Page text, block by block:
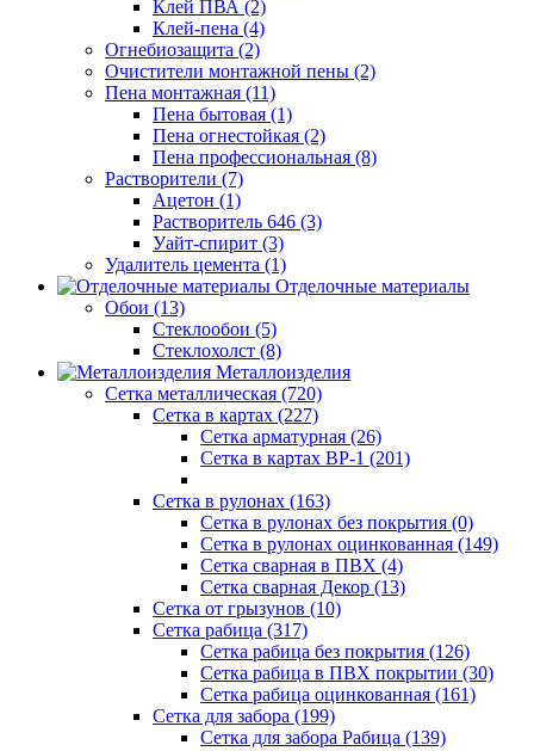
Клей ПВА (2)
Клей-пена (4)
Огнебиозащита (2)
Очистители монтажной пены (2)
Пена монтажная (11)
Пена бытовая (1)
Пена огнестойкая (2)
Пена профессиональная (8)
Растворители (7)
Ацетон (1)
Растворитель 646 (3)
Уайт-спирит (3)
Удалитель цемента (1)
Отделочные материалы
Обои (13)
Стеклообои (5)
Стеклохолст (8)
Металлоизделия
Сетка металлическая (720)
Сетка в картах (227)
Сетка арматурная (26)
Сетка в картах ВР-1 (201)
Сетка в рулонах (163)
Сетка в рулонах без покрытия (0)
Сетка в рулонах оцинкованная (149)
Сетка сварная в ПВХ (4)
Сетка сварная Декор (13)
Сетка от грызунов (10)
Сетка рабица (317)
Сетка рабица без покрытия (126)
Сетка рабица в ПВХ покрытии (30)
Сетка рабица оцинкованная (161)
Сетка для забора (199)
Сетка для забора Рабица (139)